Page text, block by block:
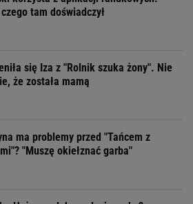
czego tam doświadczył
się Iza z "Rolnik szuka żony". Nie
że została mamą
ma problemy przed "Tańcem z
"Muszę okiełznać garba"